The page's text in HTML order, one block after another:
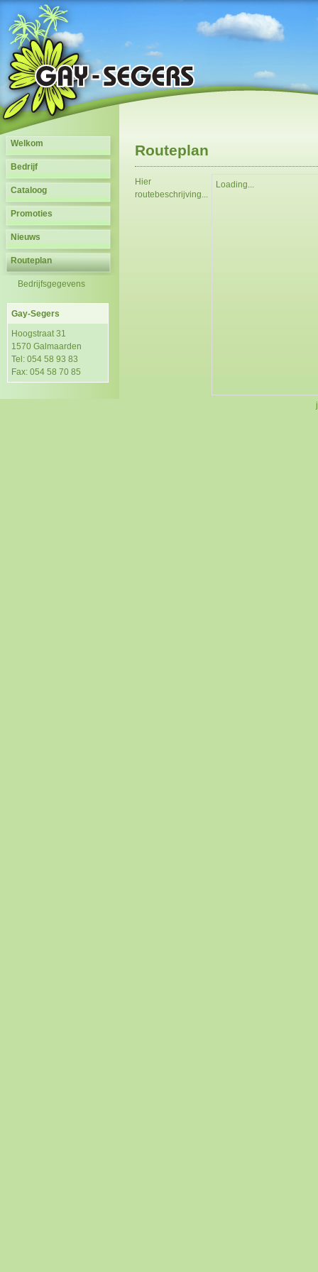
Routeplan
Loading...
Hier
routebeschrijving...
Welkom
Bedrijf
Cataloog
Promoties
Nieuws
Routeplan
Bedrijfsgegevens
Gay-Segers
Hoogstraat 31
1570 Galmaarden
Tel: 054 58 93 83
Fax: 054 58 70 85